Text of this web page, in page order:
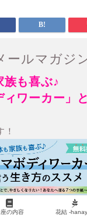
ールマガジ
族も喜ぶ♪
ィワーカー」
！
の内容 花結 -